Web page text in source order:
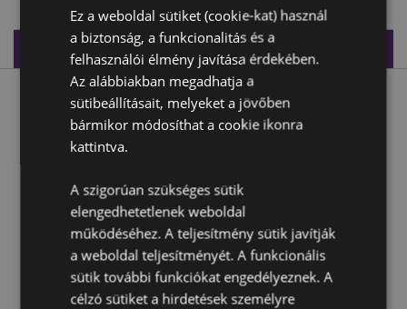
Termékleírás
Termékleírás
Sötét Legendák Sárkánya - Az Égi Sárkány Szelleme
Termékjellemzők
További
Információ
Magasság 16.5cm Szélesség 13cm Vastagság 11cm
5055071792076
Ez a weboldal sütiket (cookie-kat) használ
a biztonság, a funkcionalitás és a
felhasználói élmény javítása érdekében.
Az alábbiakban megadhatja a
sütibeállításait, melyeket a jövőben
bármikor módosíthat a cookie ikonra
kattintva.
A szigorúan szükséges sütik
elengedhetetlenek weboldal
működéséhez. A teljesítmény sütik javítják
a weboldal teljesítményét. A funkcionális
sütik további funkciókat engedélyeznek. A
célzó sütiket a hirdetések személyre